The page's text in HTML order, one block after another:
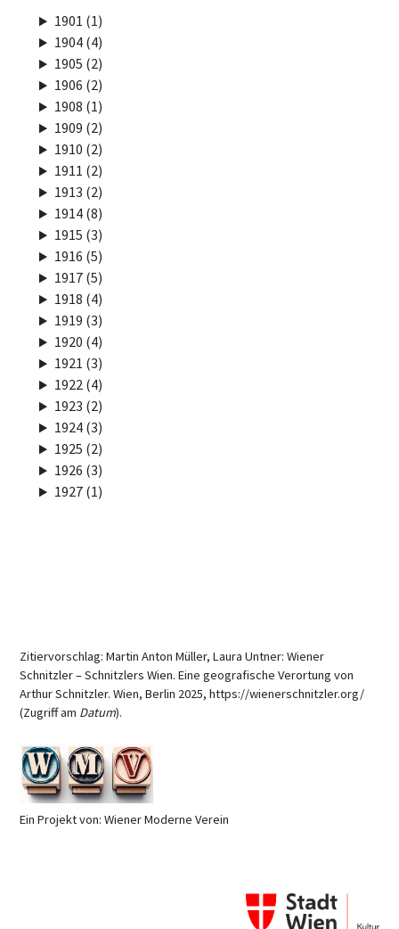
1901 (1)
1904 (4)
1905 (2)
1906 (2)
1908 (1)
1909 (2)
1910 (2)
1911 (2)
1913 (2)
1914 (8)
1915 (3)
1916 (5)
1917 (5)
1918 (4)
1919 (3)
1920 (4)
1921 (3)
1922 (4)
1923 (2)
1924 (3)
1925 (2)
1926 (3)
1927 (1)
Zitiervorschlag: Martin Anton Müller, Laura Untner: Wiener
Schnitzler – Schnitzlers Wien. Eine geografische Verortung von
Arthur Schnitzler. Wien, Berlin 2025, https://wienerschnitzler.org/
(Zugriff am Datum).
Ein Projekt von: Wiener Moderne Verein